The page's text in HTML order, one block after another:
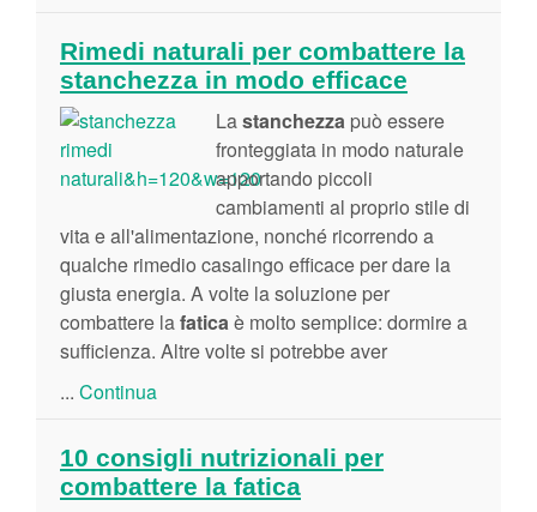
Rimedi naturali per combattere la
stanchezza in modo efficace
Lastanchezza può essere
fronteggiata in modo naturale
apportando piccoli
cambiamenti al proprio stile di
vita e all'alimentazione, nonché ricorrendo a
qualche rimedio casalingo efficace per dare la
giusta energia. A volte la soluzione per
combattere lafaticaè molto semplice: dormire a
sufficienza. Altre volte si potrebbe aver
... Continua
10 consigli nutrizionali per
combattere la fatica